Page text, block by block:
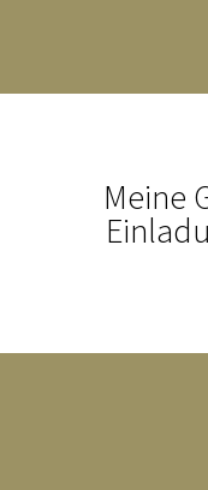
Meine